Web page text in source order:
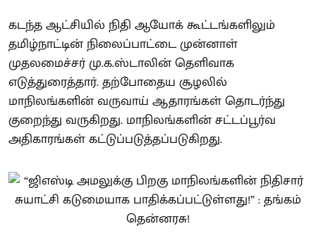
கடந்த ஆட்சியில் நிதி ஆயோக் கூட்டங்களிலும்
தமிழ்நாட்டின் நிலைப்பாட்டை முன்னாள்
முதலமைச்சர் மு.க.ஸ்டாலின் தெளிவாக
எடுத்துரைத்தார். தற்போதைய சூழலில்
மாநிலங்களின் வருவாய் ஆதாரங்கள் தொடர்ந்து
குறைந்து வருகிறது. மாநிலங்களின் சட்டப்பூர்வ
அதிகாரங்கள் கட்டுப்படுத்தப்படுகிறது.